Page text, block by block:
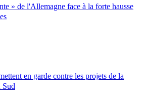
» de l'Allemagne face à la forte hausse
en garde contre les projets de la
Sud